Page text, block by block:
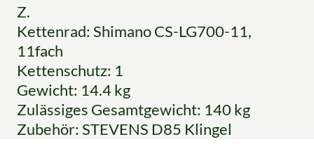
Z.
Kettenrad: Shimano CS-LG700-11,
11fach
Kettenschutz: 1
Gewicht: 14.4 kg
Zulässiges Gesamtgewicht: 140 kg
Zubehör: STEVENS D85 Klingel